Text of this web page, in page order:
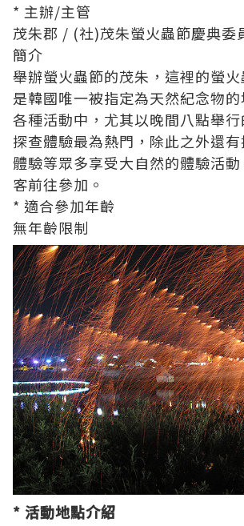
* 主辦/主管
茂朱郡 / (社)茂朱螢火蟲節慶典委
簡介
舉辦螢火蟲節的茂朱，這裡的螢
是韓國唯一被指定為天然紀念物
各種活動中，尤其以晚間八點舉
探查體驗最為熱門，除此之外還
體驗等眾多享受大自然的體驗活
客前往參加。
* 適合參加年齡
無年齡限制
* 活動地點介紹